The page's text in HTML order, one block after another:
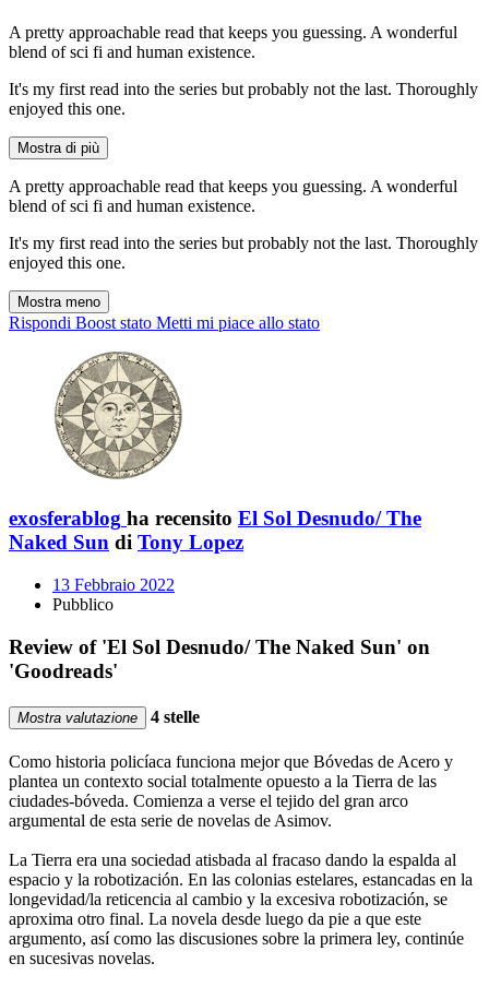
A pretty approachable read that keeps you guessing. A wonderful
blend of sci fi and human existence.
It's my first read into the series but probably not the last. Thoroughly
enjoyed this one.
Mostra di più
A pretty approachable read that keeps you guessing. A wonderful
blend of sci fi and human existence.
It's my first read into the series but probably not the last. Thoroughly
enjoyed this one.
Mostra meno
Rispondi Boost stato Metti mi piace allo stato
exosferablog ha recensito El Sol Desnudo/ The
Naked Sun di Tony Lopez
13 Febbraio 2022
Pubblico
Review of 'El Sol Desnudo/ The Naked Sun' on
'Goodreads'
Mostra valutazione 4 stelle
Como historia policíaca funciona mejor que Bóvedas de Acero y
plantea un contexto social totalmente opuesto a la Tierra de las
ciudades-bóveda. Comienza a verse el tejido del gran arco
argumental de esta serie de novelas de Asimov.
La Tierra era una sociedad atisbada al fracaso dando la espalda al
espacio y la robotización. En las colonias estelares, estancadas en la
longevidad/la reticencia al cambio y la excesiva robotización, se
aproxima otro final. La novela desde luego da pie a que este
argumento, así como las discusiones sobre la primera ley, continúe
en sucesivas novelas.